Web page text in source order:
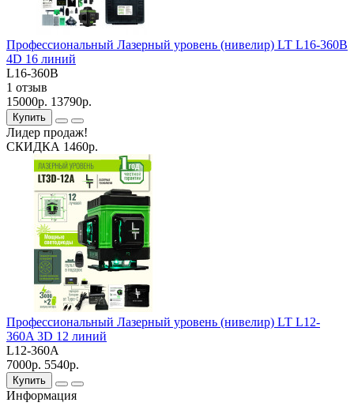
Профессиональный Лазерный уровень (нивелир) LT L16-360B
4D 16 линий
L16-360B
1 отзыв
15000р. 13790р.
Купить
Лидер продаж!
СКИДКА 1460р.
Профессиональный Лазерный уровень (нивелир) LT L12-
360A 3D 12 линий
L12-360A
7000р. 5540р.
Купить
Информация